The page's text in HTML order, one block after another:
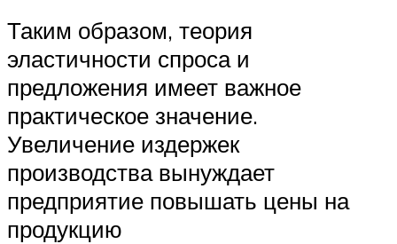
Таким образом, теория
эластичности спроса и
предложения имеет важное
практическое значение.
Увеличение издержек
производства вынуждает
предприятие повышать цены на
продукцию